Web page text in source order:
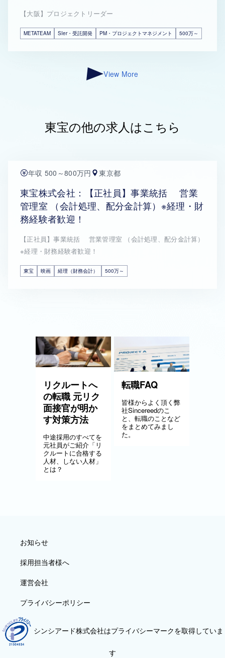
【大阪】プロジェクトリーダー
METATEAM SIer・受託開発 PM・プロジェクトマネジメント 500万～
View More
東宝の他の求人はこちら
年収 500～800万円 東京都
東宝株式会社：【正社員】事業統括 営業
管理室 （会計処理、配分金計算）※経理・財
務経験者歓迎！
【正社員】事業統括 営業管理室 （会計処理、配分金計算）
※経理・財務経験者歓迎！
東宝 映画 経理（財務会計） 500万～
リクルートへ
の転職 元リク
面接官が明か
す対策方法
中途採用のすべてを
元社員がご紹介「リ
クルートに合格する
人材、しない人材」
とは？
転職FAQ
皆様からよく頂く弊
社Sincereedのこ
と、転職のことなど
をまとめてみまし
た。
お知らせ
採用担当者様へ
運営会社
プライバシーポリシー
シンシアード株式会社はプライバシーマークを取得していま
す